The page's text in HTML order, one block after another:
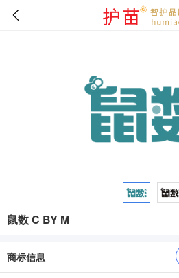
鼠数 C BY M
商标信息